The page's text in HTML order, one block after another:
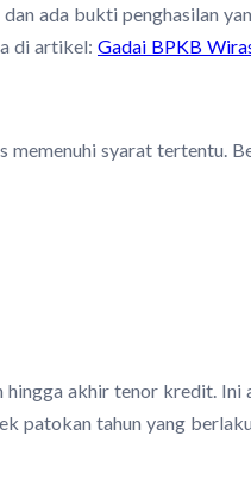
ada bukti penghasilan
di artikel: Gadai BPKB
memenuhi syarat tertentu.
akhir tenor kredit.
patokan tahun yang